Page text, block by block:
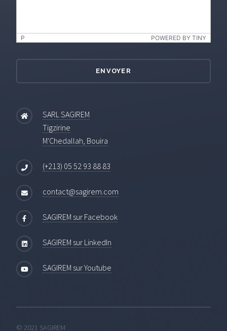
P POWERED BY TINY
SARL SAGIREM
Tigzirine
M'Chedallah, Bouira
(+213) 05 52 93 88 83
contact@sagirem.com
SAGIREM sur Facebook
SAGIREM sur LinkedIn
SAGIREM sur Youtube
© 2021 SAGIREM